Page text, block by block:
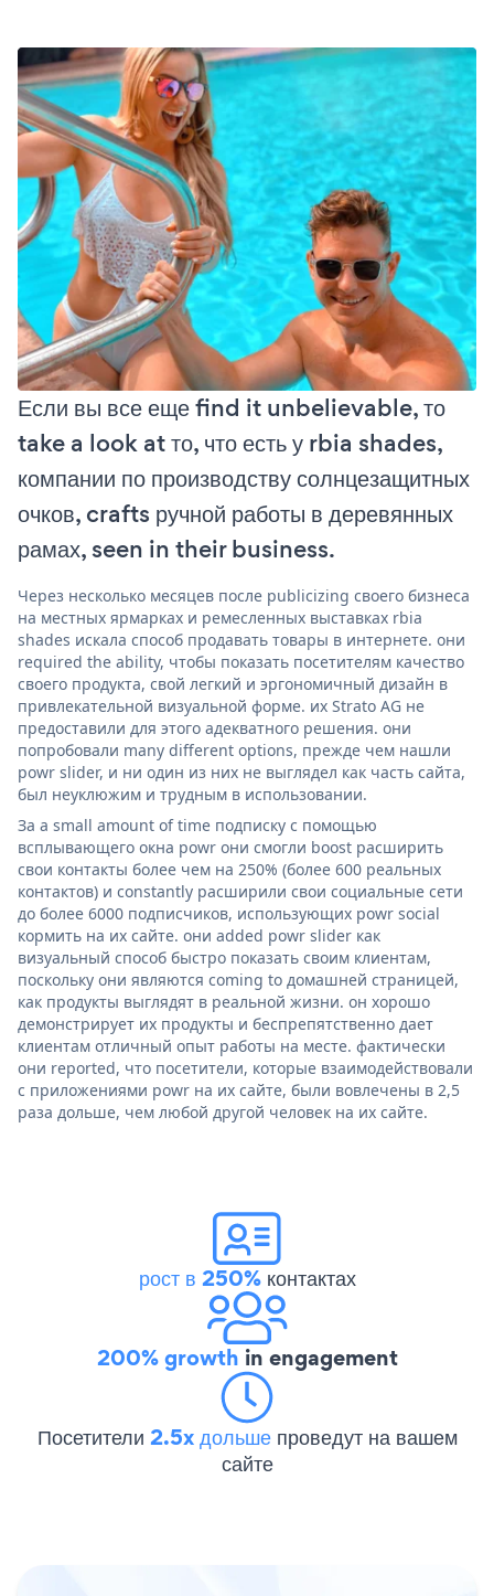
Если вы все еще find it unbelievable, то
take a look at то, что есть у rbia shades,
компании по производству солнцезащитных
очков, crafts ручной работы в деревянных
рамах, seen in their business.
Через несколько месяцев после publicizing своего бизнеса
на местных ярмарках и ремесленных выставках rbia
shades искала способ продавать товары в интернете. они
required the ability, чтобы показать посетителям качество
своего продукта, свой легкий и эргономичный дизайн в
привлекательной визуальной форме. их Strato AG не
предоставили для этого адекватного решения. они
попробовали many different options, прежде чем нашли
powr slider, и ни один из них не выглядел как часть сайта,
был неуклюжим и трудным в использовании.
За a small amount of time подписку с помощью
всплывающего окна powr они смогли boost расширить
свои контакты более чем на 250% (более 600 реальных
контактов) и constantly расширили свои социальные сети
до более 6000 подписчиков, использующих powr social
кормить на их сайте. они added powr slider как
визуальный способ быстро показать своим клиентам,
поскольку они являются coming to домашней страницей,
как продукты выглядят в реальной жизни. он хорошо
демонстрирует их продукты и беспрепятственно дает
клиентам отличный опыт работы на месте. фактически
они reported, что посетители, которые взаимодействовали
с приложениями powr на их сайте, были вовлечены в 2,5
раза дольше, чем любой другой человек на их сайте.
рост в 250%контактах
200% growth in engagement
Посетители 2.5x дольше проведут на вашем
сайте